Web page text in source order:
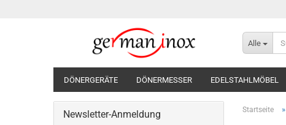
Alle
DÖNERGERÄTE DÖNERMESSER EDELSTAHLMÖBEL
Startseite »
Newsletter-Anmeldung